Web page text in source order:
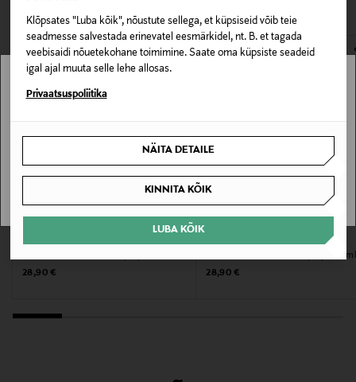
Klõpsates "Luba kõik", nõustute sellega, et küpsiseid võib teie
seadmesse salvestada erinevatel eesmärkidel, nt. B. et tagada
veebisaidi nõuetekohane toimimine. Saate oma küpsiste seadeid
igal ajal muuta selle lehe allosas.
Privaatsuspoliitika
NÄITA DETAILE
KINNITA KÕIK
LUBA KÕIK
NOCOL
Suurus
Unioninkatu 24, 00130, Helsinki, Finland
Digitaalne aadress
avamata originaalpakendis.
E-POE TAGASTUSED
Original Price
28,90 €
Juukselakk Control Hairspray 400
Original Price
28,90 €
Stockmann pole Sinu riigis saadaval.
SAAN ARU